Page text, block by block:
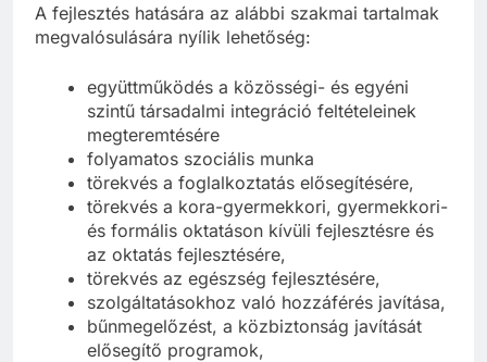
A fejlesztés hatására az alábbi szakmai tartalmak
megvalósulására nyílik lehetőség:
együttműködés a közösségi- és egyéni
szintű társadalmi integráció feltételeinek
megteremtésére
folyamatos szociális munka
törekvés a foglalkoztatás elősegítésére,
törekvés a kora-gyermekkori, gyermekkori-
és formális oktatáson kívüli fejlesztésre és
az oktatás fejlesztésére,
törekvés az egészség fejlesztésére,
szolgáltatásokhoz való hozzáférés javítása,
bűnmegelőzést, a közbiztonság javítását
elősegítő programok,